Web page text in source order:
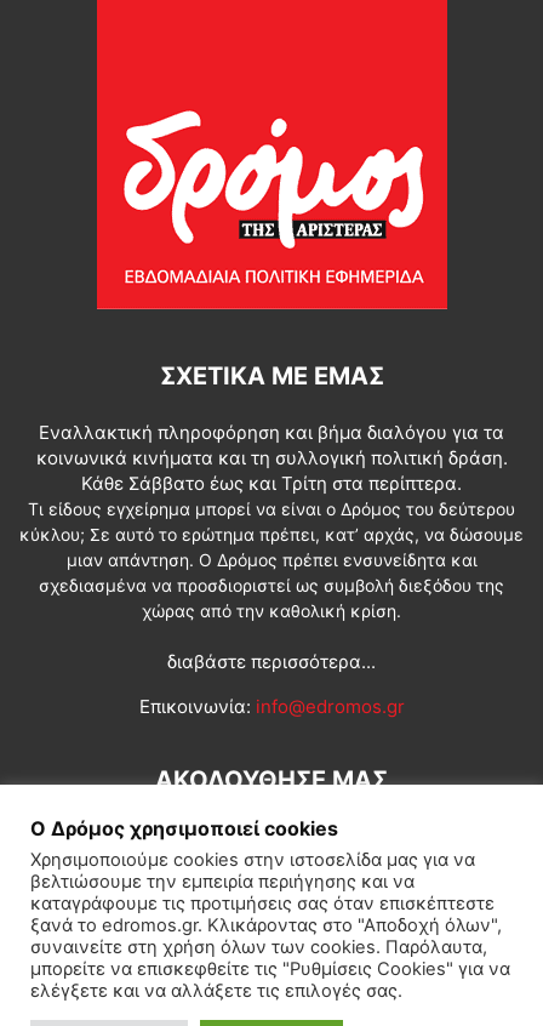
ΣΧΕΤΙΚΆ ΜΕ ΕΜΆΣ
Εναλλακτική πληροφόρηση και βήμα διαλόγου για τα
κοινωνικά κινήματα και τη συλλογική πολιτική δράση.
Κάθε Σάββατο έως και Τρίτη στα περίπτερα.
Τι είδους εγχείρημα μπορεί να είναι ο Δρόμος του δεύτερου
κύκλου; Σε αυτό το ερώτημα πρέπει, κατ’ αρχάς, να δώσουμε
μιαν απάντηση. Ο Δρόμος πρέπει ενσυνείδητα και
σχεδιασμένα να προσδιοριστεί ως συμβολή διεξόδου της
χώρας από την καθολική κρίση.
διαβάστε περισσότερα...
Επικοινωνία: info@edromos.gr
ΑΚΟΛΟΥΘΗΣΕ ΜΑΣ
Εγγραφή συνδρομητή Πολιτική Διεθνή Κοινωνία
Πολιτισμός Αφιερώματα
Ο Δρόμος χρησιμοποιεί cookies
Χρησιμοποιούμε cookies στην ιστοσελίδα μας για να
βελτιώσουμε την εμπειρία περιήγησης και να
καταγράφουμε τις προτιμήσεις σας όταν επισκέπτεστε
ξανά το edromos.gr. Κλικάροντας στο "Αποδοχή όλων",
συναινείτε στη χρήση όλων των cookies. Παρόλαυτα,
μπορείτε να επισκεφθείτε τις "Ρυθμίσεις Cookies" για να
ελέγξετε και να αλλάξετε τις επιλογές σας.